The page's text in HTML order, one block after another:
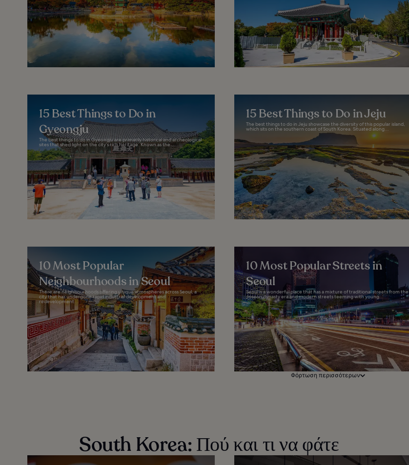
15 Best Things to Do in
Gyeongju
The best things to do in Gyeongju are primarily historical and archeological
sites that shed light on the city’s rich heritage. Known as the...
15 Best Things to Do in Jeju
The best things to do in Jeju showcase the diversity of this popular island,
which sits on the southern coast of South Korea. Situated along...
10 Most Popular
Neighbourhoods in Seoul
There are neighbourhoods offering unique atmospheres across Seoul, a
city that has undergone rapid industrial development and
redevelopment...
10 Most Popular Streets in
Seoul
Seoul is a wonderful place that has a mixture of traditional streets from the
Joseon dynasty era and modern streets teeming with young...
Φόρτωση περισσότερων
South Korea: Πού και τι να φάτε